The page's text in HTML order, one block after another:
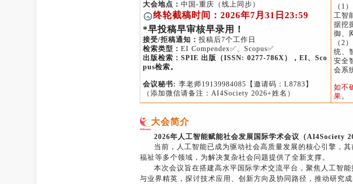
大会地点： 中国-重庆（线上同步）
终轮截稿时间：2026年7月31日23:59
*早投稿早审核早录用！
接受/拒稿通知： 投稿后7个工作日
检索类型： EI Compendex✅、Scopus✅
出版检索：SPIE 出版（ISSN: 0277-786X），EI、Sco
pus检索。
会议秘书: 李老师19139984085【邀请码：L8783】
（添加微信请备注：AI4Society 2026+姓名）
（1）
工智
据挖
御、
（2）
统、
安全
会系
如不
果。
大会简介
2026年人工智能赋能社会发展国际学术会议（AI4Society
当前，人工智能已成为驱动社会高质量发展的核心引擎，
福祉等多个领域，为解决复杂社会问题提供了全新支撑。
本次会议旨在搭建高水平国际学术交流平台，聚焦人工智
与业界精英，探讨技术应用、创新方向及协同路径，推动研究